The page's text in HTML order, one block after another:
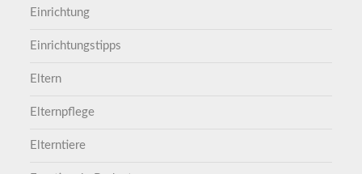
Einrichtung
Einrichtungstipps
Eltern
Elternpflege
Elterntiere